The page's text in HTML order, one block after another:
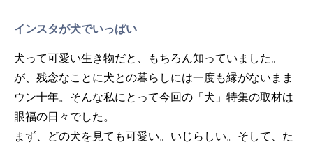
インスタが犬でいっぱい
犬って可愛い生き物だと、もちろん知っていました。
が、残念なことに犬との暮らしには一度も縁がないまま
ウン十年。そんな私にとって今回の「犬」特集の取材は
眼福の日々でした。
まず、どの犬を見ても可愛い。いじらしい。そして、た